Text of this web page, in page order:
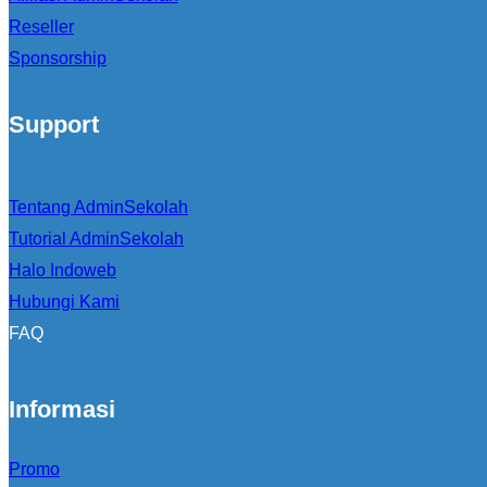
Reseller
Sponsorship
Support
Tentang AdminSekolah
Tutorial AdminSekolah
Halo Indoweb
Hubungi Kami
FAQ
Informasi
Promo